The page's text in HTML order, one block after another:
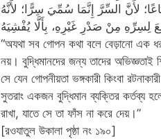
لأَنَّ السِّرَّ إِنَّمَا سُمِّيَ سِرًّا؛ لأَنَّهُ
مِنْ صَدْرِ غَيْرِهِ، بِأَلَّا يُفْشِيَهُ
“অযথা সব গোপন কথা বলে বেড়ানো এক
নয়। বুদ্ধিমানদের জন্য তাদের অভিজ্ঞতাই
সে যেন গোপনীয়তা ভঙ্গকারী কিংবা
সুতরাং একজন বুদ্ধিমান ব্যক্তির কর্তব্য
রাখা, যাতে সে তা ফাঁস না করে দেয়।”
[রওযাতুল উকালা পৃষ্ঠা নং ১৯০]